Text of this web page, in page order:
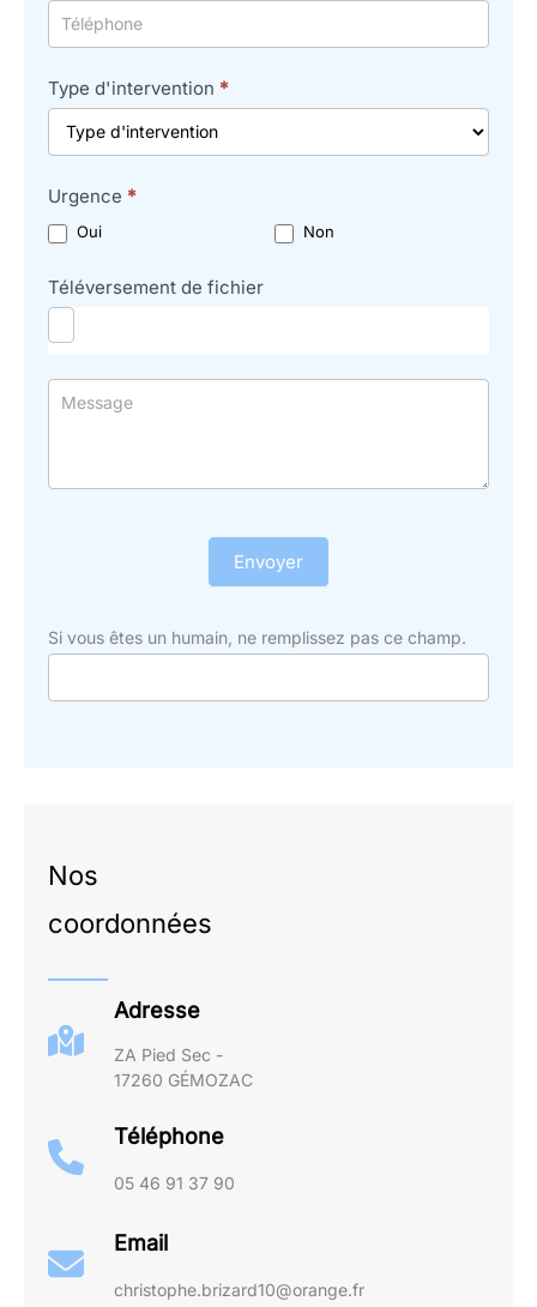
Type d'intervention *
Urgence *
Oui Non
Téléversement de fichier
Envoyer
Si vous êtes un humain, ne remplissez pas ce champ.
Nos
coordonnées
Adresse
ZA Pied Sec -
17260 GÉMOZAC
Téléphone
05 46 91 37 90
Email
christophe.brizard10@orange.fr